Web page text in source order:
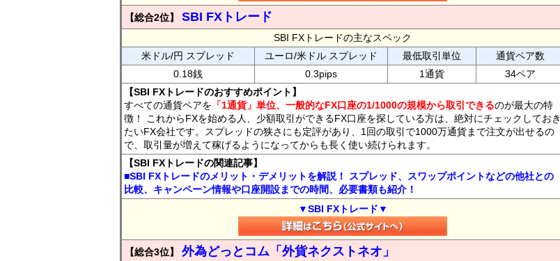
【総合2位】 SBI FXトレード
SBI FXトレードの主なスペック
米ドル/円 スプレッド
ユーロ/米ドル スプレッド 最低取引単位
通貨ペア数
0.18銭
0.3pips 1通貨
34ペア
【SBI FXトレードのおすすめポイント】
すべての通貨ペアを 「1通貨」単位、一般的なFX口座の1/1000の規模から取引できるのが最大の特
徴！ これからFXを始める人、少額取引ができるFX口座を探している方は、絶対にチェックしておき
たいFX会社です。スプレッドの狭さにも定評があり、1回の取引で1000万通貨まで注文が出せるの
で、取引量が増えて稼げるようになってからも長く使い続けられます。
【SBI FXトレードの関連記事】
■SBI FXトレードのメリット・デメリットを解説！ スプレッド、スワップポイントなどの他社との
比較、キャンペーン情報や口座開設までの時間、必要書類も紹介！
▼SBI FXトレード▼
【総合3位】 外為どっとコム「外貨ネクストネオ」